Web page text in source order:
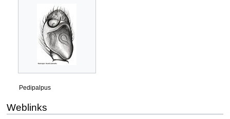
Pedipalpus
Weblinks